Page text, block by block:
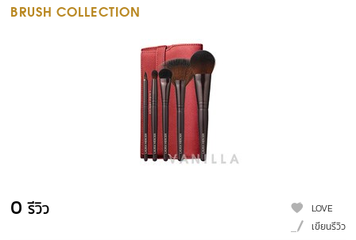
BRUSH COLLECTION
0 รีวิว
LOVE
เขียนรีวิว